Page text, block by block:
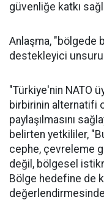
güvenliğe katkı
Anlaşma, "bölgede
destekleyici
"Türkiye'nin NATO
birbirinin alternatifi
paylaşılmasını
belirten yetkililer,
cephe, çevreleme
değil, bölgesel
Bölge hedefine de